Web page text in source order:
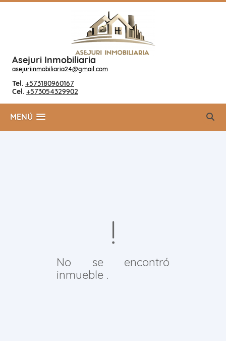
Asejuri Inmobiliaria
asejuriinmobiliaria24@gmail.com
Tel. +573180960167
Cel. +573054329902
MENÚ
No se encontró
inmueble .